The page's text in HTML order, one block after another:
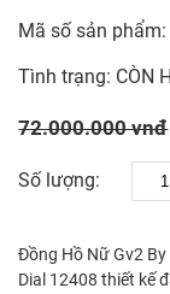
Mã số sản
Tình trạng: CÒN
72.000.000 vnđ
Số lượng:
Đồng Hồ Nữ Gv2
Dial 12408 thiết kế